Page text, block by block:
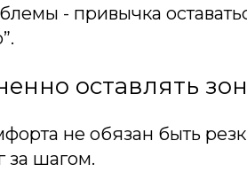
- привычка
оставлять
не обязан быть
за шагом.